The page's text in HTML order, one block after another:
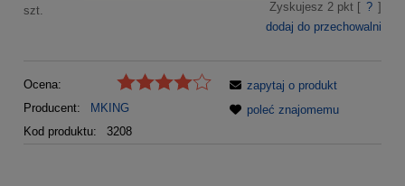
szt. Zyskujesz 2pkt [ ? ]
dodaj do przechowalni
Ocena:
Producent:
MKING
Kod produktu:
3208
zapytaj o produkt
poleć znajomemu